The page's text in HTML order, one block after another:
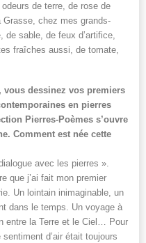
de terre, de rose de
chez mes grands-
de sable, de feux d’artifice,
fraîches aussi, de tomate,
vous dessinez vos premiers
en pierres
Pierres-Poèmes s’ouvre
Comment est née cette
avec les pierres ».
que j’ai fait mon premier
Un lointain inimaginable, un
dans le temps. Un voyage à
entre la Terre et le Ciel… Pour
d’air était toujours